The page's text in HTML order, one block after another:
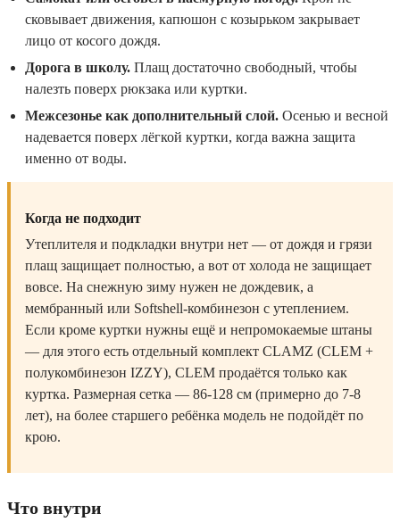
сковывает движения, капюшон с козырьком закрывает
лицо от косого дождя.
Дорога в школу. Плащ достаточно свободный, чтобы
налезть поверх рюкзака или куртки.
Межсезонье как дополнительный слой. Осенью и весной
надевается поверх лёгкой куртки, когда важна защита
именно от воды.
Когда не подходит
Утеплителя и подкладки внутри нет — от дождя и грязи
плащ защищает полностью, а вот от холода не защищает
вовсе. На снежную зиму нужен не дождевик, а
мембранный или Softshell-комбинезон с утеплением.
Если кроме куртки нужны ещё и непромокаемые штаны
— для этого есть отдельный комплект CLAMZ (CLEM +
полукомбинезон IZZY), CLEM продаётся только как
куртка. Размерная сетка — 86-128 см (примерно до 7-8
лет), на более старшего ребёнка модель не подойдёт по
крою.
Что внутри